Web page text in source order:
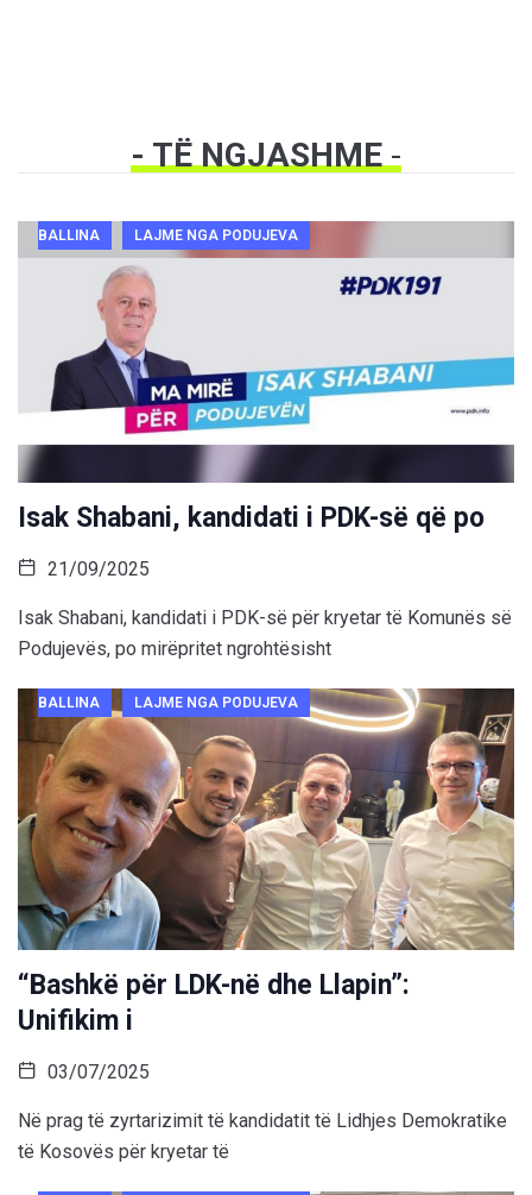
- TË NGJASHME-
BALLINA LAJME NGA PODUJEVA
Isak Shabani, kandidati i PDK-së që po
21/09/2025
Isak Shabani, kandidati i PDK-së për kryetar të Komunës së
Podujevës, po mirëpritet ngrohtësisht
BALLINA LAJME NGA PODUJEVA
“Bashkë për LDK-në dhe Llapin”:
Unifikim i
03/07/2025
Në prag të zyrtarizimit të kandidatit të Lidhjes Demokratike
të Kosovës për kryetar të